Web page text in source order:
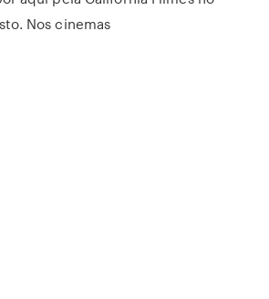
Nos cinemas